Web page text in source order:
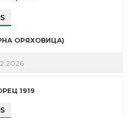
ОРЯХОВИЦА)
1919